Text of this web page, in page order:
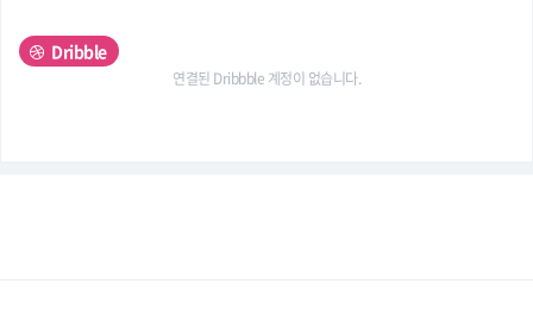
Dribble
연결된 Dribbble 계정이 없습니다.